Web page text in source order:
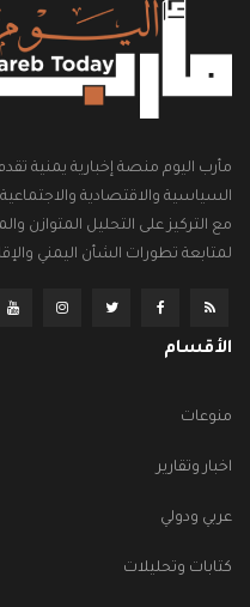
مأرب اليوم منصة إخبارية يمنية
السياسية والاقتصادية
مع التركيز على التحليل المتوازن
لمتابعة تطورات الشأن اليمني
الأقسام
منوعات
اخبار وتقارير
عربي ودولي
كتابات وتحليلات